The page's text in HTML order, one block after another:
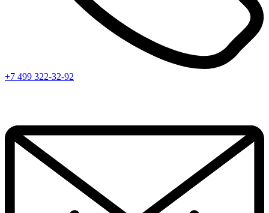
+7 499 322-32-92